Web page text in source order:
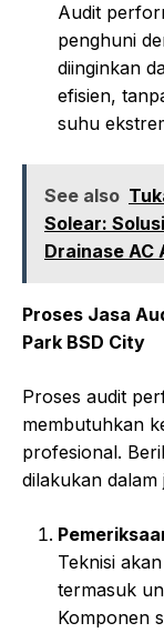
Audit
penghuni
diinginkan
efisien,
suhu
See also
Solear:
Drainase AC
Proses Jasa
Park BSD City
Proses audit
membutuhkan
profesional.
dilakukan
Teknisi
termasuk
Komponen